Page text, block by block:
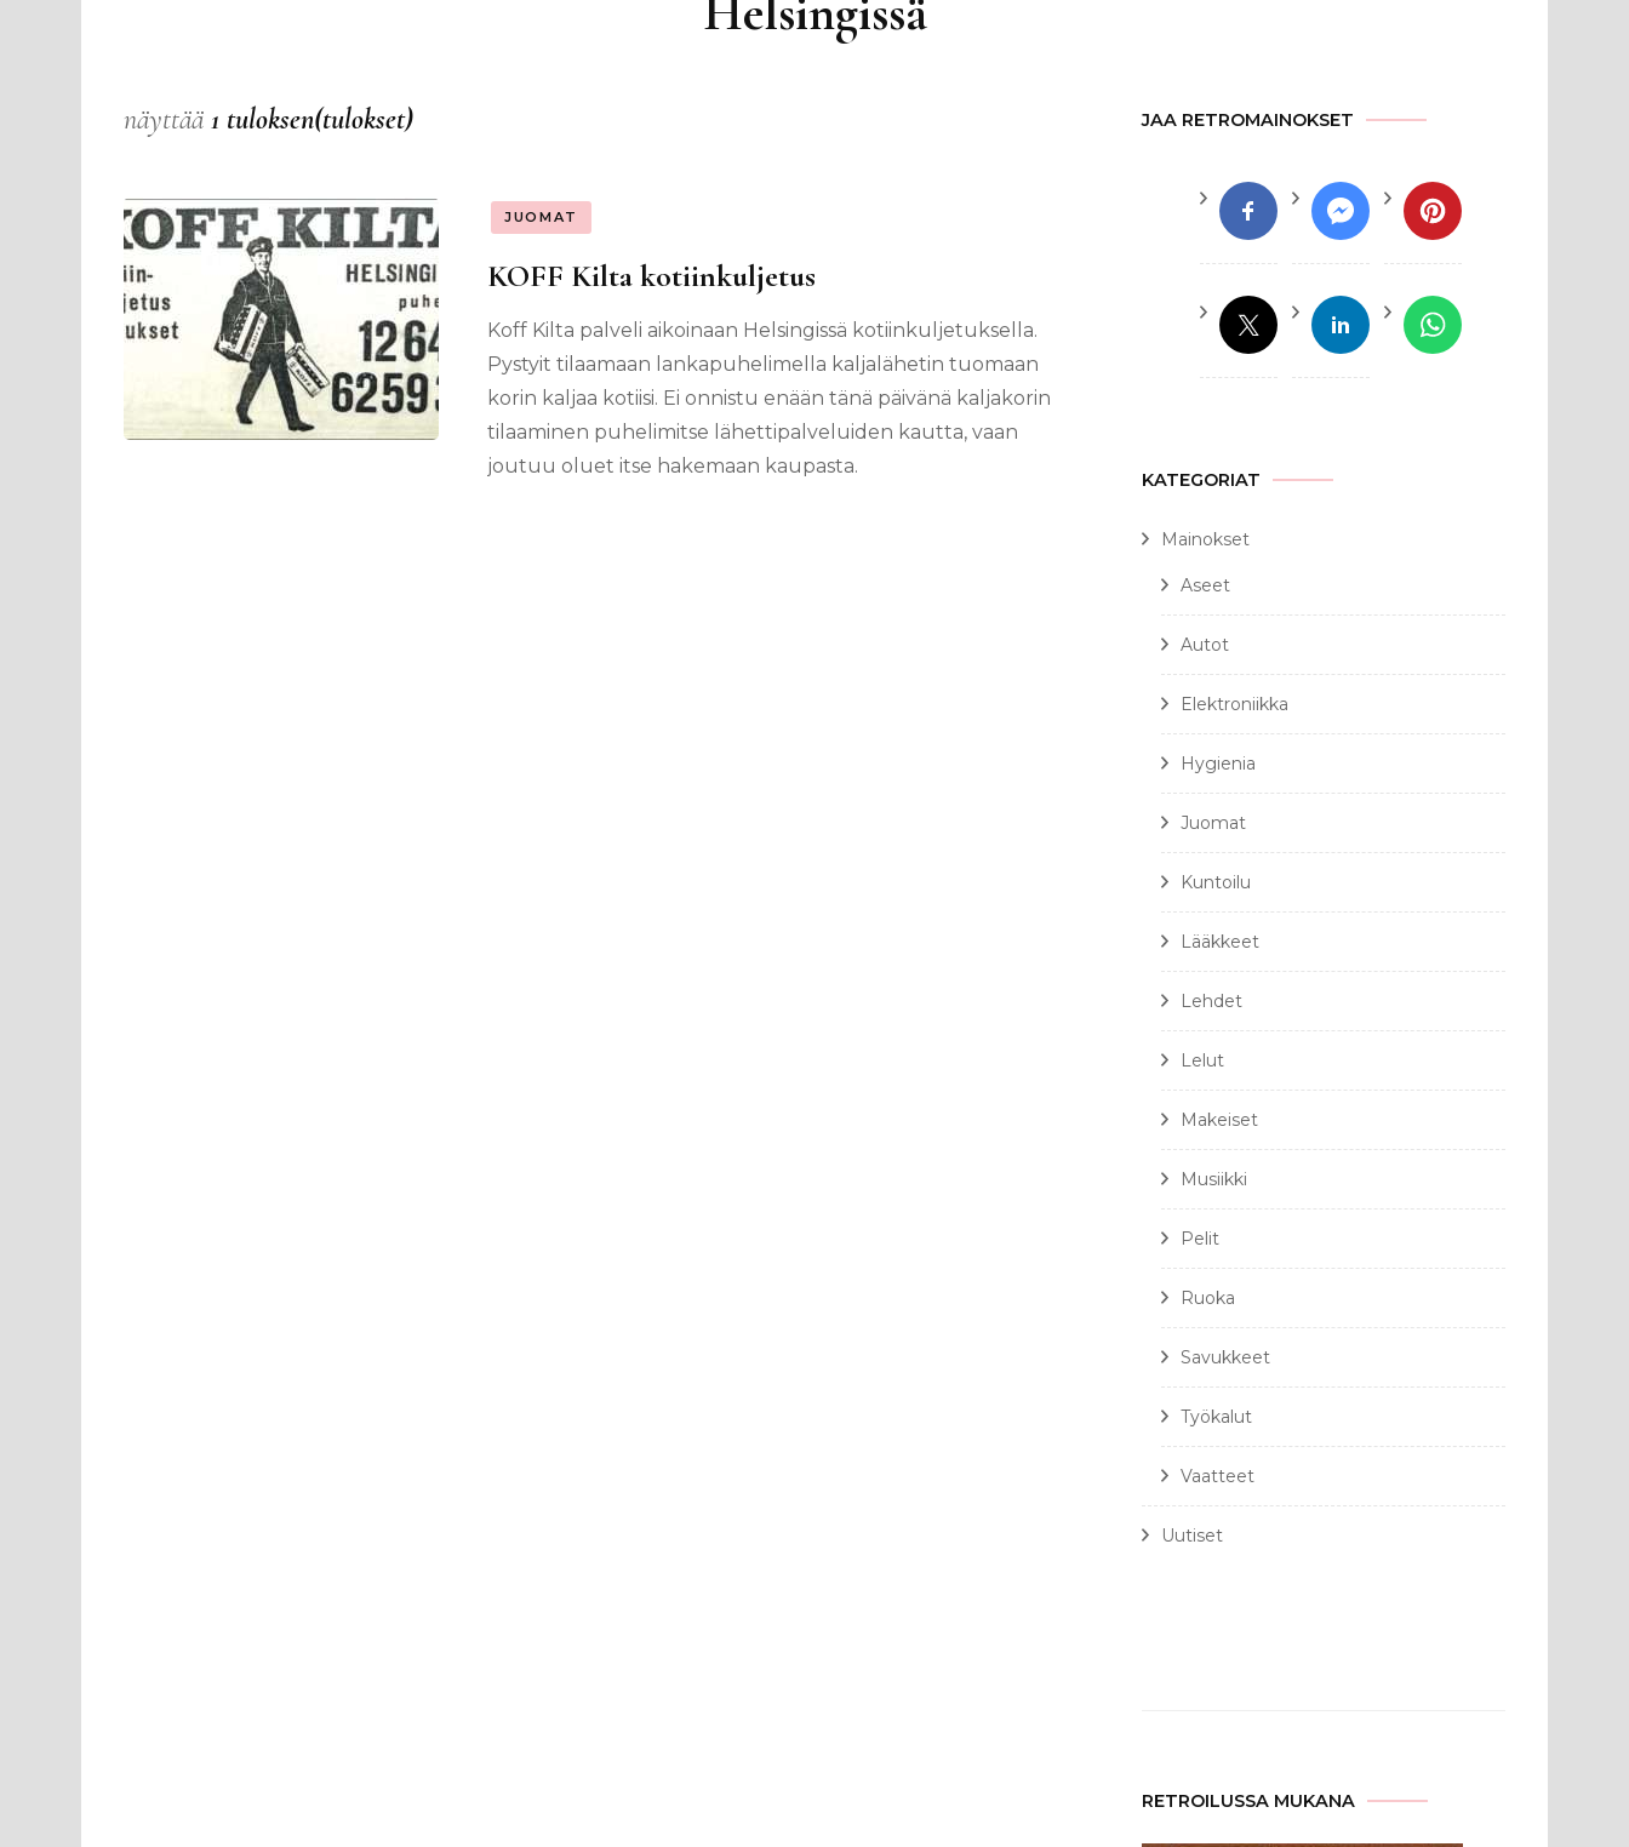
näyttää 1 tuloksen(tulokset)
JUOMAT
KOFF Kilta kotiinkuljetus
Koff Kilta palveli aikoinaan Helsingissä kotiinkuljetuksella.
Pystyit tilaamaan lankapuhelimella kaljalähetin tuomaan
korin kaljaa kotiisi. Ei onnistu enään tänä päivänä kaljakorin
tilaaminen puhelimitse lähettipalveluiden kautta, vaan
joutuu oluet itse hakemaan kaupasta.
JAA RETROMAINOKSET
KATEGORIAT
Mainokset
Aseet
Autot
Elektroniikka
Hygienia
Juomat
Kuntoilu
Lääkkeet
Lehdet
Lelut
Makeiset
Musiikki
Pelit
Ruoka
Savukkeet
Työkalut
Vaatteet
Uutiset
RETROILUSSA MUKANA